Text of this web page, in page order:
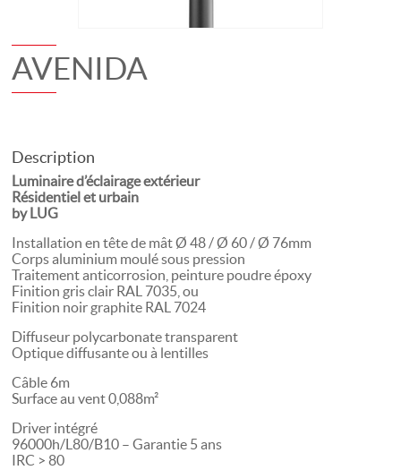
AVENIDA
Description
Luminaire d’éclairage extérieur
Résidentiel et urbain
by LUG
Installation en tête de mât Ø 48 / Ø 60 / Ø 76mm
Corps aluminium moulé sous pression
Traitement anticorrosion, peinture poudre époxy
Finition gris clair RAL 7035, ou
Finition noir graphite RAL 7024
Diffuseur polycarbonate transparent
Optique diffusante ou à lentilles
Câble 6m
Surface au vent 0,088m²
Driver intégré
96000h/L80/B10 – Garantie 5 ans
IRC > 80